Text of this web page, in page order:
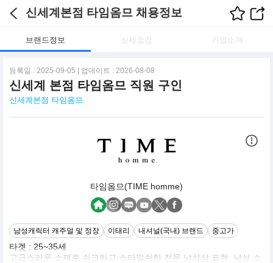
신세계본점 타임옴므 채용정보
브랜드정보 상세요강 기업소개
등록일 : 2025-09-05 | 업데이트 : 2026-08-08
신세계 본점 타임옴므 직원 구인
신세계본점 타임옴므
타임옴므(TIME homme)
남성캐릭터 캐주얼 및 정장 이태리 내셔널(국내) 브랜드 중고가
타겟 : 25~35세
고급스러운 소재로 쉬크하고 스타일쉬한 전문 남성상 표현. 남성 소